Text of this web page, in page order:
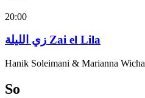
20:00
زي‌ اللیلة Zai el Lila
Hanik Soleimani & Marianna Wicha
So